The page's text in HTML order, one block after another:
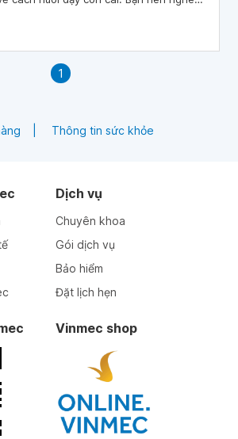
sẽ cung cấp bí quyết nuôi dạy trẻ
phát triển não bộ của trẻ.
1
Thông tin sức khỏe
Dịch vụ
Chuyên khoa
Gói dịch vụ
Bảo hiểm
Đặt lịch hẹn
Vinmec shop